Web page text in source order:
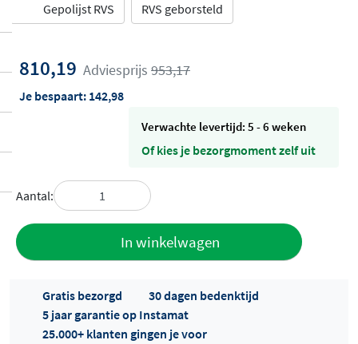
Gepolijst RVS RVS geborsteld
810,19 Adviesprijs 953,17
Je bespaart: 142,98
Verwachte levertijd: 5 - 6 weken
Of kies je bezorgmoment zelf uit
Aantal:
In winkelwagen
Gratis bezorgd
30 dagen bedenktijd
5 jaar garantie op Instamat
25.000+ klanten gingen je voor